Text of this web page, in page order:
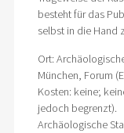
besteht für das
selbst in die Hand
Ort:
München, Forum
Kosten: keine;
jedoch begrenzt).
Archäologische